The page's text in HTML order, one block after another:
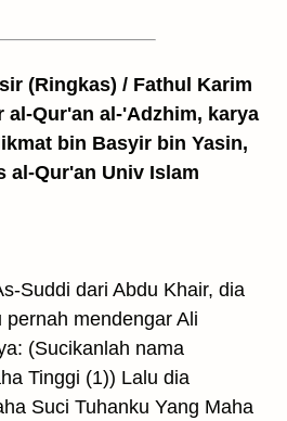
(Ringkas) / Fathul Karim
al-Qur'an al-'Adzhim, karya
bin Basyir bin Yasin,
al-Qur'an Univ Islam
Suddi dari Abdu Khair, dia
pernah mendengar Ali
(Sucikanlah nama
Tinggi (1)) Lalu dia
Suci Tuhanku Yang Maha